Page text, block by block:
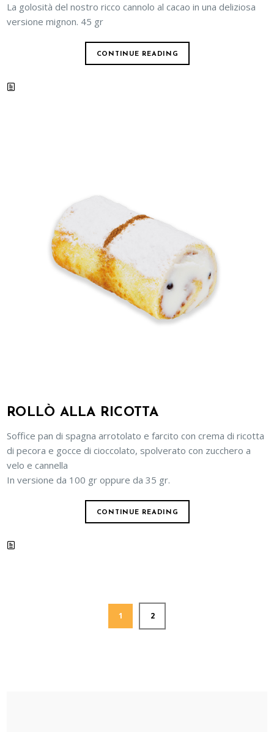
La golosità del nostro ricco cannolo al cacao in una deliziosa
versione mignon. 45 gr
CONTINUE READING
ROLLÒ ALLA RICOTTA
Soffice pan di spagna arrotolato e farcito con crema di ricotta
di pecora e gocce di cioccolato, spolverato con zucchero a
velo e cannella
In versione da 100 gr oppure da 35 gr.
CONTINUE READING
1 2